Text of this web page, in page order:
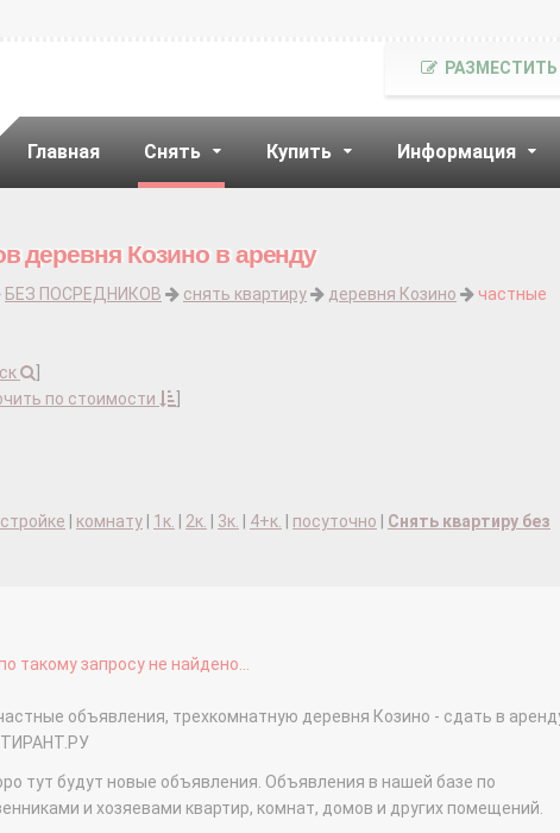
Главная Снять Купить Информация
деревня Козино в аренду
БЕЗ ПОСРЕДНИКОВ снять квартиру деревня Козино
частные
по стоимости
комнату 1к. 2к. 3к. 4+к. посуточно
Снять квартиру без
запросу не найдено...
объявления, трехкомнатную деревня Козино - сдать в
тут будут новые объявления. Объявления в нашей базе по
и хозяевами квартир, комнат, домов и других помещений.